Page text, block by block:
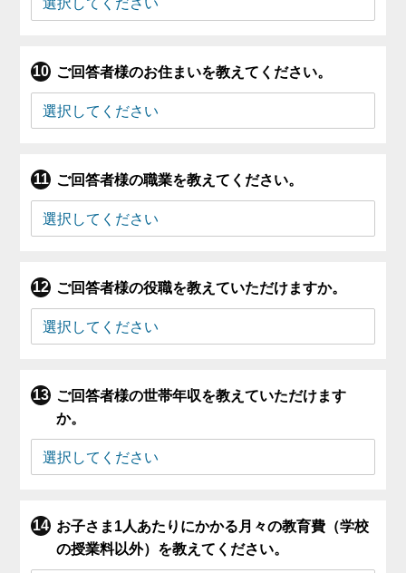
ご回答者様のお住まいを教えてください。
ご回答者様の職業を教えてください。
ご回答者様の役職を教えていただけますか。
ご回答者様の世帯年収を教えていただけます
か。
お子さま1人あたりにかかる月々の教育費（学校
の授業料以外）を教えてください。